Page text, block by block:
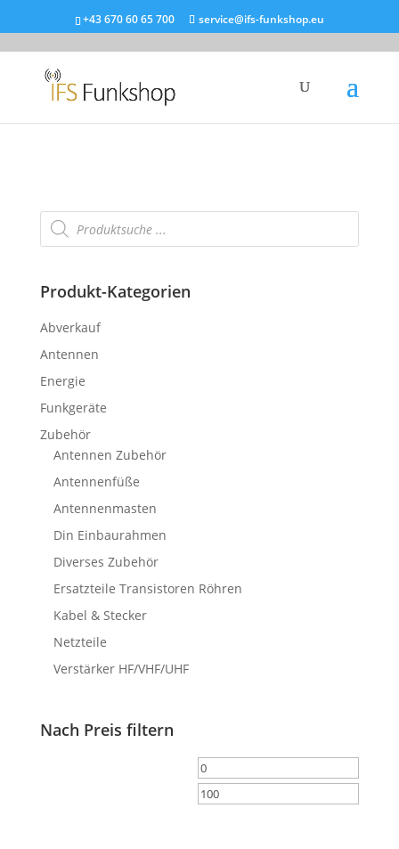
+43 670 60 65 700 service@ifs-funkshop.eu
Shop/ Zubehör/ Ersatzteile Transistoren Röhren
Products
search
Produkt-Kategorien
Abverkauf
Antennen
Energie
Funkgeräte
Zubehör
Antennen Zubehör
Antennenfüße
Antennenmasten
Din Einbaurahmen
Diverses Zubehör
Ersatzteile Transistoren Röhren
Kabel & Stecker
Netzteile
Verstärker HF/VHF/UHF
Nach Preis filtern
Min.
Preis